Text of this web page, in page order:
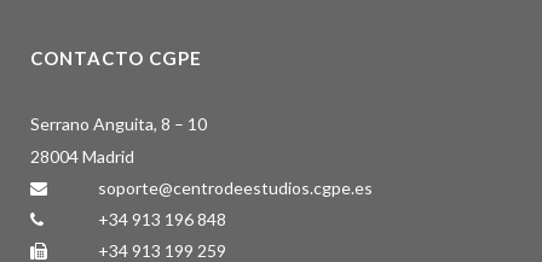
CONTACTO CGPE
Serrano Anguita, 8 – 10
28004 Madrid
soporte@centrodeestudios.cgpe.es
+34 913 196 848
+34 913 199 259